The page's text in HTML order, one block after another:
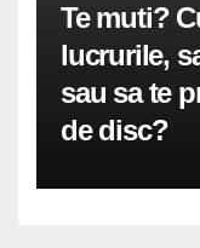
Te muti?
lucrurile,
sau sa te
de disc?